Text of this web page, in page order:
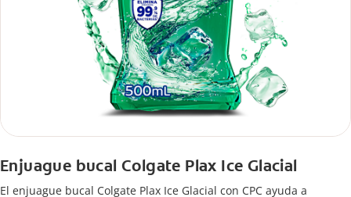
Enjuague bucal Colgate Plax Ice Glacial
El enjuague bucal Colgate Plax Ice Glacial con CPC ayuda a